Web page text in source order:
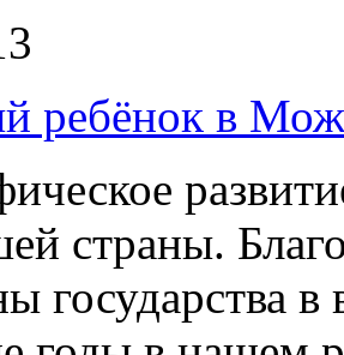
ребёнок в
страны.
государства в